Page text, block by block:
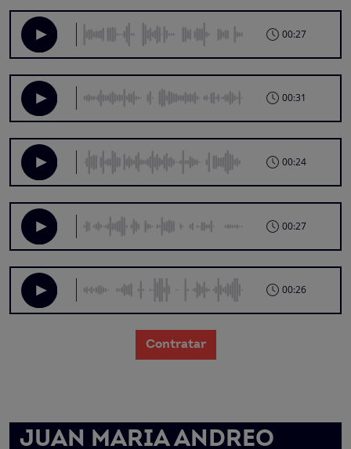
00:27
00:31
00:24
00:27
00:26
Contratar
JUAN MARIA ANDREO